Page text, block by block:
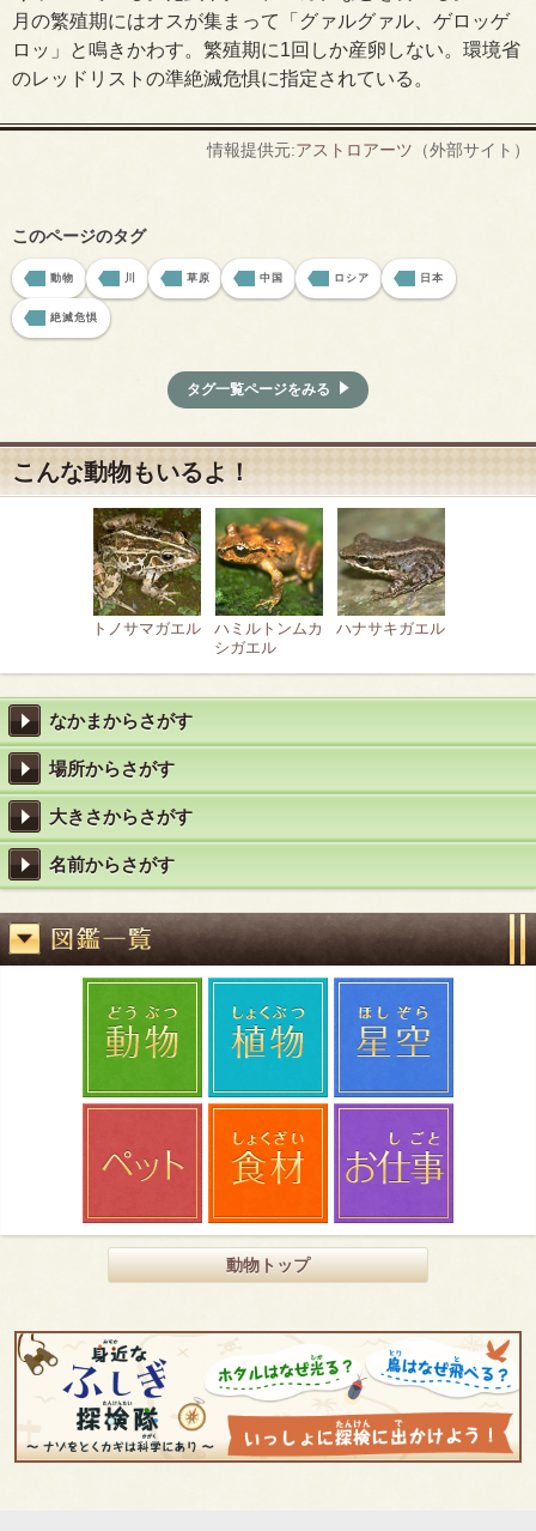
月の繁殖期にはオスが集まって「グァルグァル、ゲロッゲ
ロッ」と鳴きかわす。繁殖期に1回しか産卵しない。環境省
のレッドリストの準絶滅危惧に指定されている。
情報提供元:アストロアーツ （外部サイト）
このページのタグ
動物 川 草原 中国 ロシア 日本
絶滅危惧
タグ一覧ページをみる
こんな動物もいるよ！
トノサマガエル
ハミルトンムカ
シガエル
ハナサキガエル
なかまからさがす
場所からさがす
大きさからさがす
名前からさがす
動物トップ